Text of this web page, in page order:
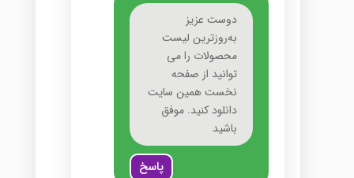
دوست عزیز
به‌روزترین لیست
محصولات را می
توانید از صفحه
نخست همین سایت
دانلود کنید. موفق
باشید
پاسخ